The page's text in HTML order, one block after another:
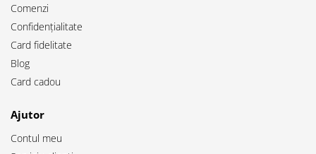
Comenzi
Confidențialitate
Card fidelitate
Blog
Card cadou
Ajutor
Contul meu